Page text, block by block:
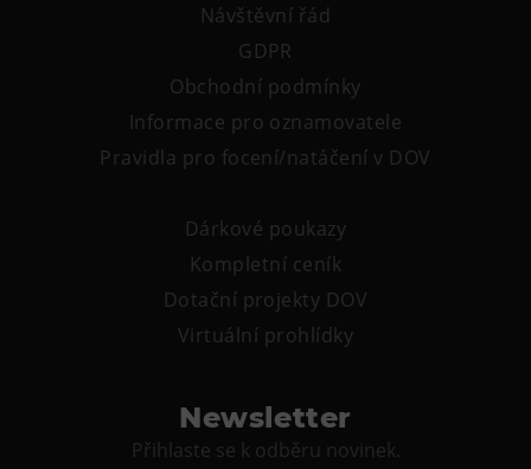
Návštěvní řád
GDPR
Obchodní podmínky
Informace pro oznamovatele
Pravidla pro focení/natáčení v DOV
Dárkové poukazy
Kompletní ceník
Dotační projekty DOV
Virtuální prohlídky
Newsletter
Přihlaste se k odběru novinek.